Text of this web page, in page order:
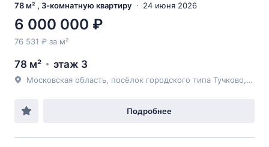
78 м² , 3-комнатную квартиру 24 июня 2026
6 000 000 ₽
76 531 ₽ за м²
78 м² этаж 3
Московская область, посёлок городского типа Тучково, Комсомольская улица, 14с8
Подробнее